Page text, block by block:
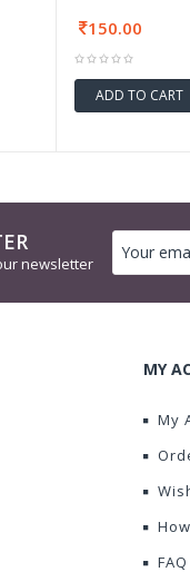
150.00
ADD TO CART
newsletter
MY
My
FAQ